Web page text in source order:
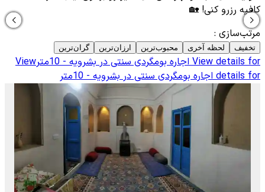
کافیه رزرو کنی! 🏡
مرتب‌سازی :
تخفیف لحظه آخری محبوب‌ترین ارزان‌ترین گران‌ترین
View details for اجاره بومگردی سنتی در بشرویه - 10متر
View
details for اجاره بومگردی سنتی در بشرویه - 10متر